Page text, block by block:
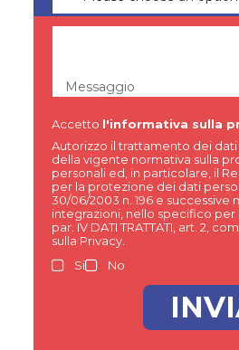
Messaggio
Accetto l'informativa sulla
Autorizzo il trattamento dei
della vigente normativa sulla
personali ed, in particolare, il
per la protezione dei dati
30/06/2003 n. 196 e successive
integrazioni, nello specifico per
par. IV DATI TRATTATI, art. 2,
sulla Privacy.
Si
No